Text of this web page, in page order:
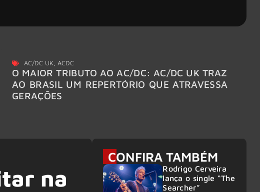
AC/DC UK,ACDC
O MAIOR TRIBUTO AO AC/DC: AC/DC UK TRAZ
AO BRASIL UM REPERTÓRIO QUE ATRAVESSA
GERAÇÕES
na
CONFIRA TAMBÉM
Rodrigo Cerveira
lança o single “The
Searcher”